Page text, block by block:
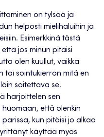
on tylsää ja
helposti mielihaluihin ja
Esimerkkinä tästä
jos minun pitäisi
olen kuullut, vaikka
tai sointukierron mitä en
soitettava se.
harjoittelen sen
huomaan, että olenkin
kun pitäisi jo alkaa
käyttää myös